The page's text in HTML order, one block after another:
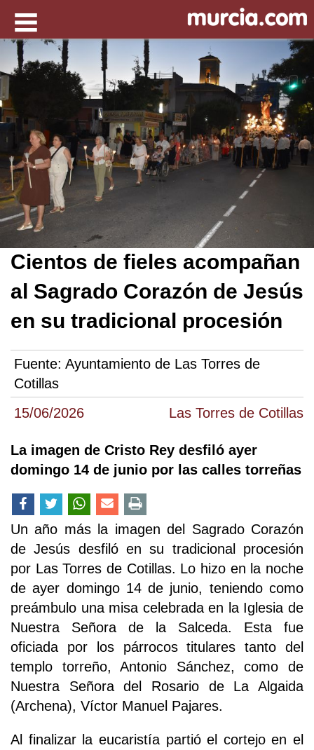
15/06/2026 Las Torres de Cotillas
Cientos de fieles acompañan
al Sagrado Corazón de Jesús
en su tradicional procesión
Fuente: Ayuntamiento de Las Torres de
Cotillas
La imagen de Cristo Rey desfiló ayer
domingo 14 de junio por las calles torreñas
Un año más la imagen del Sagrado Corazón
de Jesús desfiló en su tradicional procesión
por Las Torres de Cotillas. Lo hizo en la noche
de ayer domingo 14 de junio, teniendo como
preámbulo una misa celebrada en la Iglesia de
Nuestra Señora de la Salceda. Esta fue
oficiada por los párrocos titulares tanto del
templo torreño, Antonio Sánchez, como de
Nuestra Señora del Rosario de La Algaida
(Archena), Víctor Manuel Pajares.
Al finalizar la eucaristía partió el cortejo en el